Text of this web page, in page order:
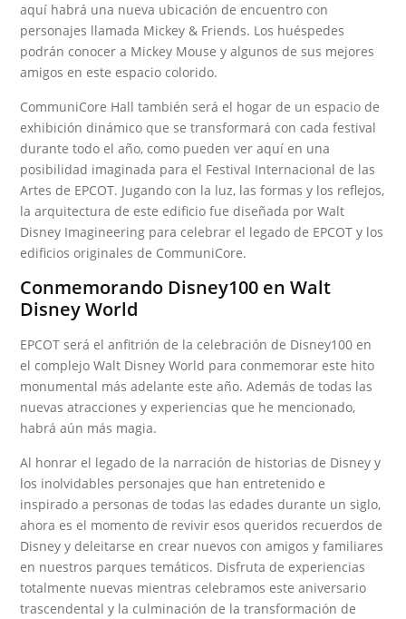
aquí habrá una nueva ubicación de encuentro con
personajes llamada Mickey & Friends. Los huéspedes
podrán conocer a Mickey Mouse y algunos de sus mejores
amigos en este espacio colorido.
CommuniCore Hall también será el hogar de un espacio de
exhibición dinámico que se transformará con cada festival
durante todo el año, como pueden ver aquí en una
posibilidad imaginada para el Festival Internacional de las
Artes de EPCOT. Jugando con la luz, las formas y los reflejos,
la arquitectura de este edificio fue diseñada por Walt
Disney Imagineering para celebrar el legado de EPCOT y los
edificios originales de CommuniCore.
Conmemorando Disney100 en Walt
Disney World
EPCOT será el anfitrión de la celebración de Disney100 en
el complejo Walt Disney World para conmemorar este hito
monumental más adelante este año. Además de todas las
nuevas atracciones y experiencias que he mencionado,
habrá aún más magia.
Al honrar el legado de la narración de historias de Disney y
los inolvidables personajes que han entretenido e
inspirado a personas de todas las edades durante un siglo,
ahora es el momento de revivir esos queridos recuerdos de
Disney y deleitarse en crear nuevos con amigos y familiares
en nuestros parques temáticos. Disfruta de experiencias
totalmente nuevas mientras celebramos este aniversario
trascendental y la culminación de la transformación de